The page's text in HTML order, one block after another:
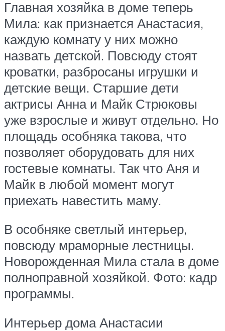
Главная хозяйка в доме теперь
Мила: как признается Анастасия,
каждую комнату у них можно
назвать детской. Повсюду стоят
кроватки, разбросаны игрушки и
детские вещи. Старшие дети
актрисы Анна и Майк Стрюковы
уже взрослые и живут отдельно. Но
площадь особняка такова, что
позволяет оборудовать для них
гостевые комнаты. Так что Аня и
Майк в любой момент могут
приехать навестить маму.
В особняке светлый интерьер,
повсюду мраморные лестницы.
Новорожденная Мила стала в доме
полноправной хозяйкой. Фото: кадр
программы.
Интерьер дома Анастасии